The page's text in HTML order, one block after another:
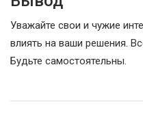
Уважайте свои и чужие
влиять на ваши решения.
Будьте самостоятельны.